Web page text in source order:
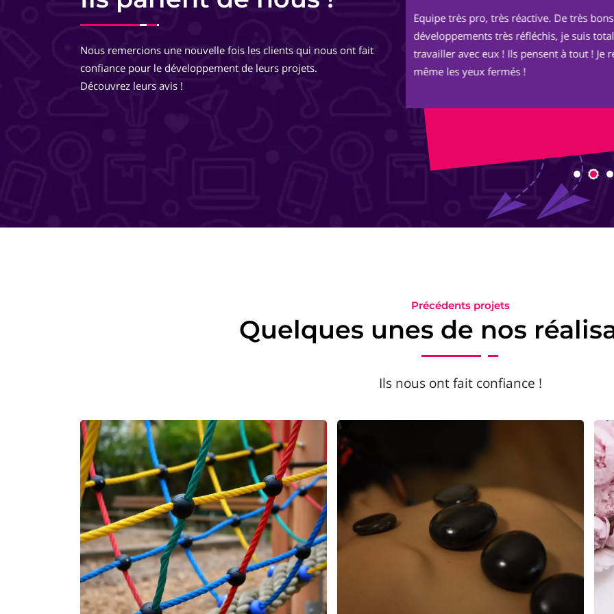
Nous remercions une nouvelle fois les clients qui nous ont fait
confiance pour le développement de leurs projets.
Découvrez leurs avis !
Equipe très pro, très réactive. De très bons conseils, des
travailler avec eux ! Ils pensent à tout ! Je recommande totalement,
même les yeux fermés !
Un grand merci à Sophie et Adrien
https://okern-massage.ch.
Votre écoute, vos conseils, votre
ont permis à mon site de voir le jour
Je le trouve au TOP ! Bon boulot !
Précédents projets
Quelques unes de nos
Ils nous ont fait confiance !